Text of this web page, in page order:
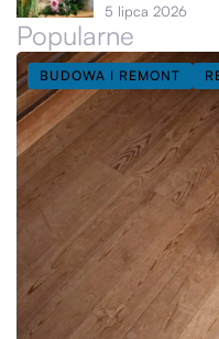
5 lipca 2026
Popularne
BUDOWA I REMONT